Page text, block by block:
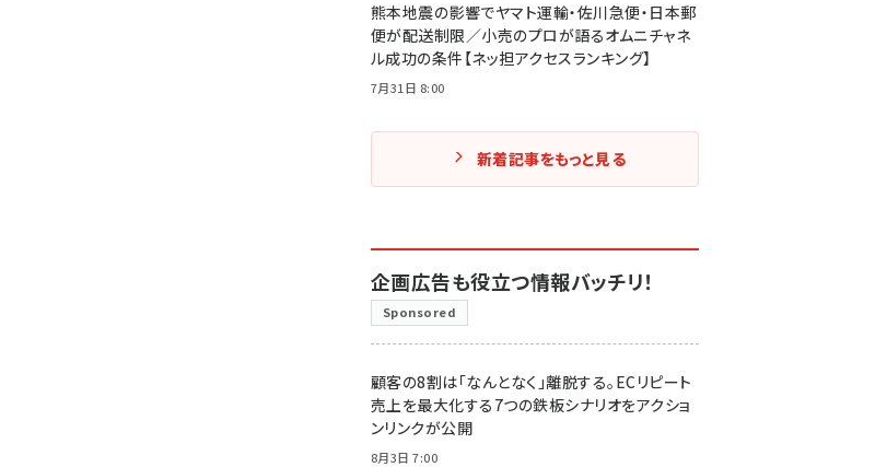
熊本地震の影響でヤマト運輸・佐川急便・日本郵
便が配送制限／小売のプロが語るオムニチャネ
ル成功の条件【ネッ担アクセスランキング】
7月31日 8:00
新着記事をもっと見る
企画広告も役立つ情報バッチリ！
Sponsored
顧客の8割は「なんとなく」離脱する。ECリピート
売上を最大化する7つの鉄板シナリオをアクショ
ンリンクが公開
8月3日 7:00